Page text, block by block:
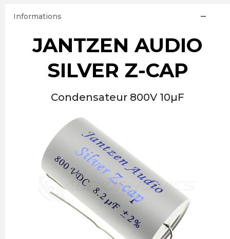
Informations
JANTZEN AUDIO
SILVER Z-CAP
Condensateur 800V 10µF